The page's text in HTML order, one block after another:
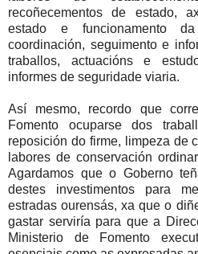
recoñecementos de estado,
estado e funcionamento da
coordinación, seguimento e
traballos, actuacións e
informes de seguridade viaria.
Así mesmo, recordo que
Fomento ocuparse dos
reposición do firme, limpeza de
labores de conservación
Agardamos que o Goberno
destes investimentos para
estradas ourensás, xa que o
gastar serviría para que a
Ministerio de Fomento